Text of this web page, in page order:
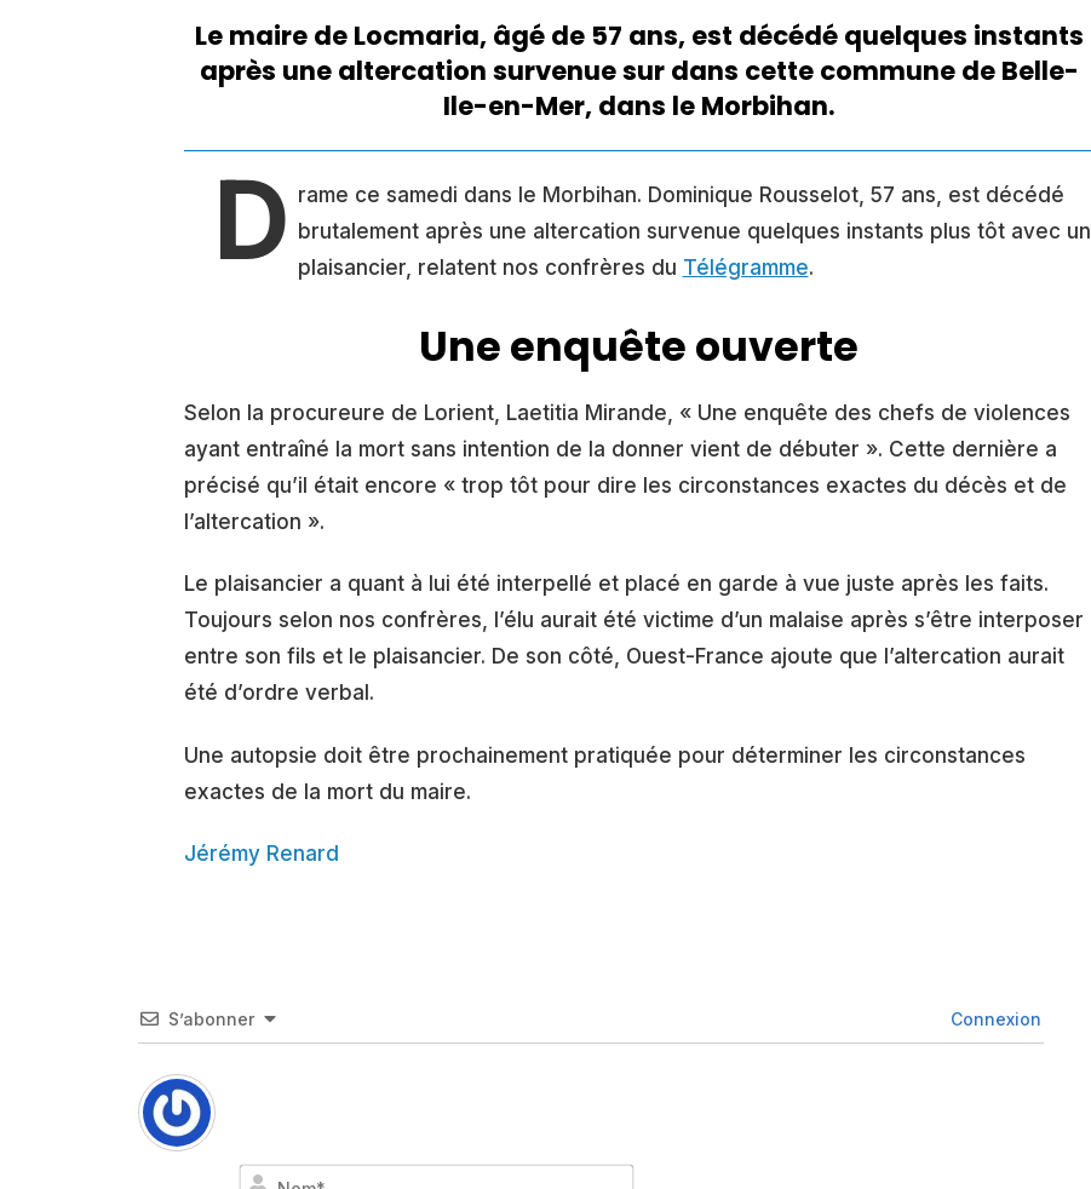
Le maire de Locmaria, âgé de 57 ans, est décédé quelques instants
après une altercation survenue sur dans cette commune de Belle-
Ile-en-Mer, dans le Morbihan.
D rame ce samedi dans le Morbihan. Dominique Rousselot, 57 ans, est décédé
brutalement après une altercation survenue quelques instants plus tôt avec un
plaisancier, relatent nos confrères du Télégramme.
Une enquête ouverte
Selon la procureure de Lorient, Laetitia Mirande, « Une enquête des chefs de violences
ayant entraîné la mort sans intention de la donner vient de débuter ». Cette dernière a
précisé qu’il était encore « trop tôt pour dire les circonstances exactes du décès et de
l’altercation ».
Le plaisancier a quant à lui été interpellé et placé en garde à vue juste après les faits.
Toujours selon nos confrères, l’élu aurait été victime d’un malaise après s’être interposer
entre son fils et le plaisancier. De son côté, Ouest-France ajoute que l’altercation aurait
été d’ordre verbal.
Une autopsie doit être prochainement pratiquée pour déterminer les circonstances
exactes de la mort du maire.
Jérémy Renard
S’abonner Connexion
Nom*